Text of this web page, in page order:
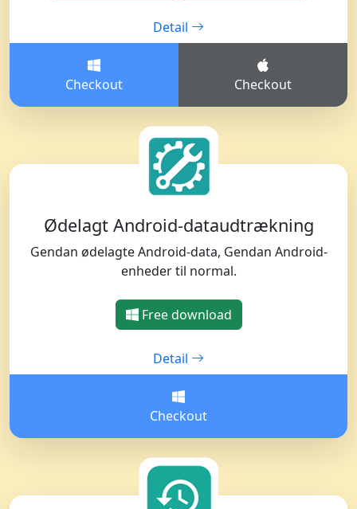
Detail
Checkout Checkout
Ødelagt Android-dataudtrækning
Gendan ødelagte Android-data, Gendan Android-
enheder til normal.
Free download
Detail
Checkout